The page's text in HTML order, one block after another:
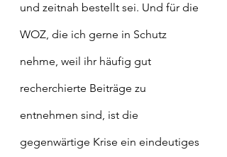
und zeitnah bestellt sei. Und für die
WOZ, die ich gerne in Schutz
nehme, weil ihr häufig gut
recherchierte Beiträge zu
entnehmen sind, ist die
gegenwärtige Krise ein eindeutiges